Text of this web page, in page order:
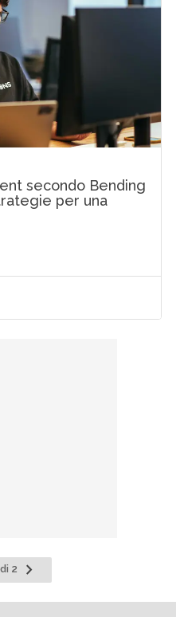
secondo Bending
per una
2
Pagina
successiva